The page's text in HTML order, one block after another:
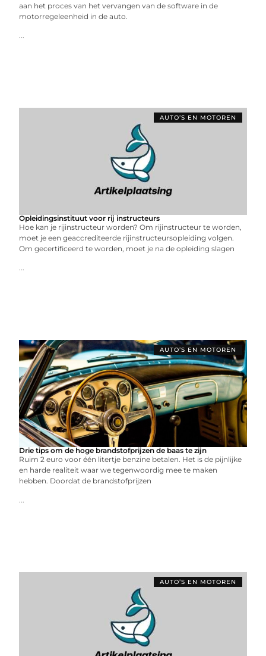
aan het proces van het vervangen van de software in de
motorregeleenheid in de auto.
...
AUTO’S EN MOTOREN
Opleidingsinstituut voor rij instructeurs
Hoe kan je rijinstructeur worden? Om rijinstructeur te worden,
moet je een geaccrediteerde rijinstructeursopleiding volgen.
Om gecertificeerd te worden, moet je na de opleiding slagen
...
AUTO’S EN MOTOREN
Drie tips om de hoge brandstofprijzen de baas te zijn
Ruim 2 euro voor één litertje benzine betalen. Het is de pijnlijke
en harde realiteit waar we tegenwoordig mee te maken
hebben. Doordat de brandstofprijzen
...
AUTO’S EN MOTOREN